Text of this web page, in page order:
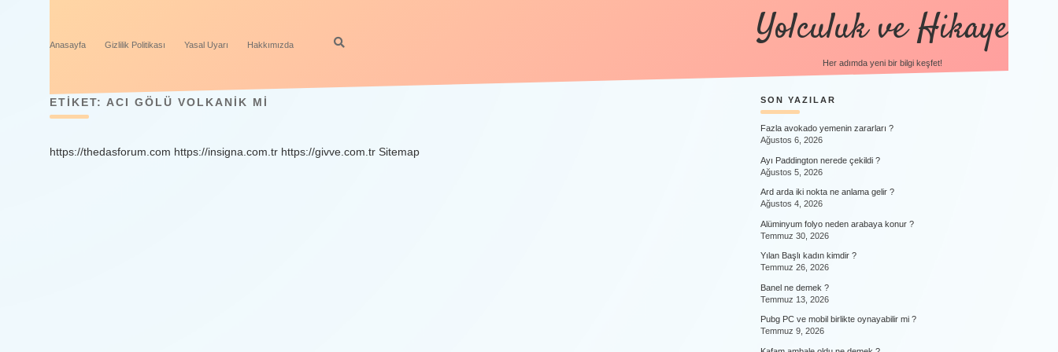
Anasayfa Gizlilik Politikası Yasal Uyarı Hakkımızda Yolculuk ve Hikaye
Her adımda yeni bir bilgi keşfet!
ETIKET: ACI GÖLÜ VOLKANIK MI
https://thedasforum.com https://insigna.com.tr https://givve.com.tr Sitemap
SIDEBAR
SON YAZILAR
Fazla avokado yemenin zararları ?
Ağustos 6, 2026
Ayı Paddington nerede çekildi ?
Ağustos 5, 2026
Ard arda iki nokta ne anlama gelir ?
Ağustos 4, 2026
Alüminyum folyo neden arabaya konur ?
Temmuz 30, 2026
Yılan Başlı kadın kimdir ?
Temmuz 26, 2026
Banel ne demek ?
Temmuz 13, 2026
Pubg PC ve mobil birlikte oynayabilir mi ?
Temmuz 9, 2026